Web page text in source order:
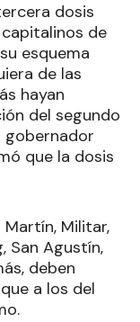
dosis
de
esquema
de las
hayan
del segundo
gobernador
que la dosis
Militar,
San Agustín,
deben
a los del